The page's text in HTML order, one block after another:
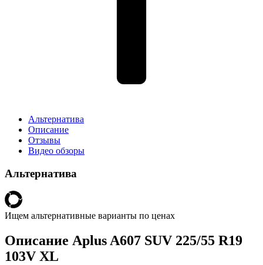
Альтернатива
Описание
Отзывы
Видео обзоры
Альтернатива
Ищем альтернативные варианты по ценах
Описание Aplus A607 SUV 225/55 R19
103V XL